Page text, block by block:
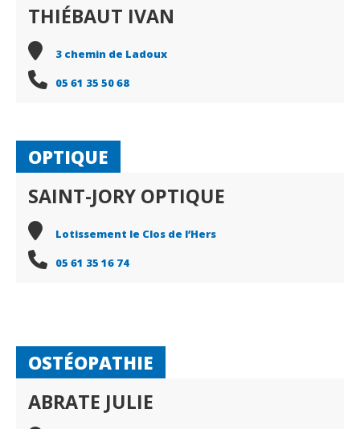
THIÉBAUT IVAN
3 chemin de Ladoux
05 61 35 50 68
OPTIQUE
SAINT-JORY OPTIQUE
Lotissement le Clos de l’Hers
05 61 35 16 74
OSTÉOPATHIE
ABRATE JULIE